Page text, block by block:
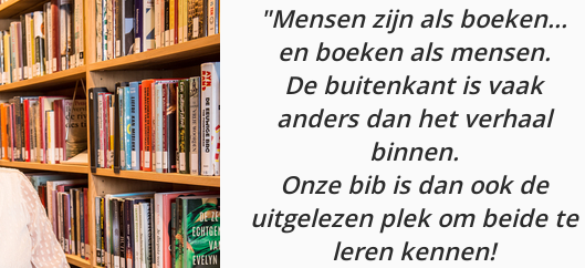
"Mensen zijn als boeken...
en boeken als mensen.
De buitenkant is vaak
anders dan het verhaal
binnen.
Onze bib is dan ook de
uitgelezen plek om beide te
leren kennen!